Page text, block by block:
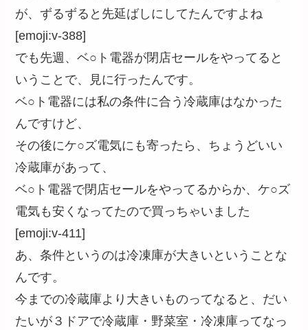
が、ずるずると先延ばしにしてたんですよね
[emoji:v-388]
でも先週、ベ○ト電器が閉店セールをやってると
いうことで、見に行ったんです。
ベ○ト電器には私の条件に合う冷蔵庫はなかった
んですけど、
その後にケ○ズ電気にも寄ったら、ちょうどいい
冷蔵庫があって、
ベ○ト電器で閉店セールをやってるからか、ケ○ズ
電気も安くなってたので買っちゃいました
[emoji:v-411]
あ、条件というのは冷凍庫が大きいということな
んです。
今までの冷蔵庫より大きいものってなると、だい
たいが３ドアで冷蔵庫・野菜室・冷凍庫ってなっ